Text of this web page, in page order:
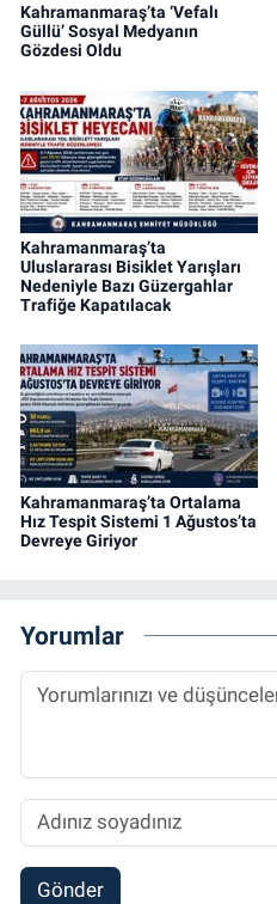
Kahramanmaraş’ta ‘Vefalı
Güllü’ Sosyal Medyanın
Gözdesi Oldu
Kahramanmaraş’ta
Uluslararası Bisiklet Yarışları
Nedeniyle Bazı Güzergahlar
Trafiğe Kapatılacak
Kahramanmaraş’ta Ortalama
Hız Tespit Sistemi 1 Ağustos’ta
Devreye Giriyor
Yorumlar
Gönder